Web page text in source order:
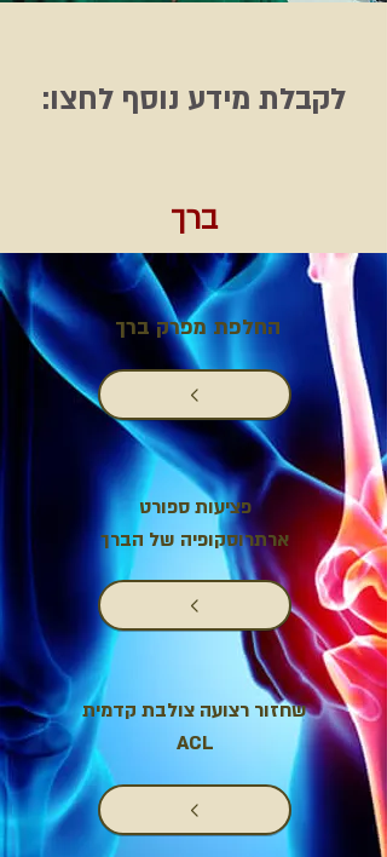
לקבלת מידע נוסף לחצו:
ברך
החלפת מפרק ברך
פציעות ספורט
ארתרוסקופיה של הברך
שחזור רצועה צולבת קדמית
ACL